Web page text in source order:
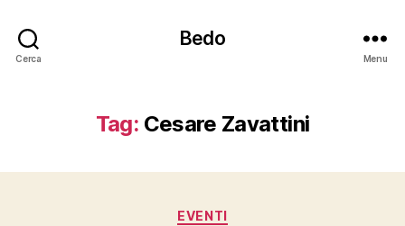
Cerca
Bedo
Menu
Tag: Cesare Zavattini
Categorie
EVENTI